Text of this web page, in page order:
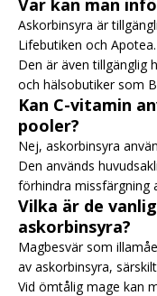
Askorbinsyra är
Lifebutiken och Apotea.
Den är även tillgänglig
och hälsobutiker som
Kan C-vitamin
pooler?
Nej, askorbinsyra
Den används
förhindra missfärgning
Vilka är de
askorbinsyra?
Magbesvär som
av askorbinsyra,
Vid ömtålig mage kan